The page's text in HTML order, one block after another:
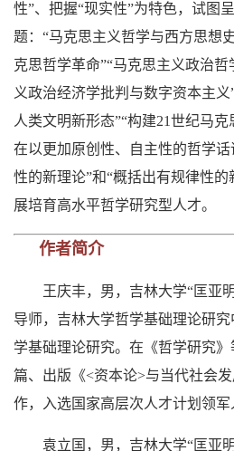
性”、把握“现实性”为特色，试图
题：“马克思主义哲学与西方思想
克思哲学革命”“马克思主义政治
义政治经济学批判与数字资本主
人类文明新形态”“构建21世纪马
在以更加原创性、自主性的哲学
性的新理论”和“概括出有规律性
展培育高水平哲学研究型人才。
作者简介
王庆丰，男，吉林大学“匡亚
导师，吉林大学哲学基础理论研
学基础理论研究。在《哲学研究
篇、出版《<资本论>与当代社会
作，入选国家高层次人才计划领军
袁立国，男，吉林大学“匡亚